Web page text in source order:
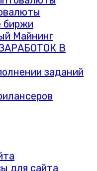
биржи
Майнинг
В
заданий
для сайта